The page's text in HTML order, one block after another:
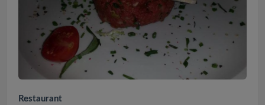
Restaurant